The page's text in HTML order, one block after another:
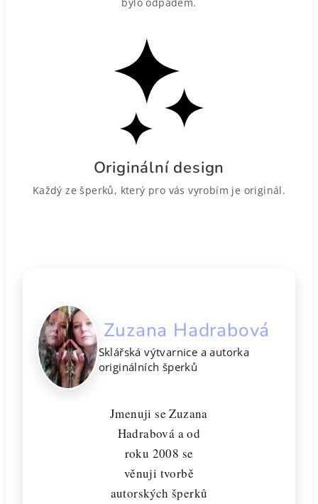
Originální design
Každý ze šperků, který pro vás vyrobím je originál.
Zuzana Hadrabová
Sklářská výtvarnice a autorka
originálních šperků
Jmenuji se Zuzana
Hadrabová a od
roku 2008 se
věnuji tvorbě
autorských šperků